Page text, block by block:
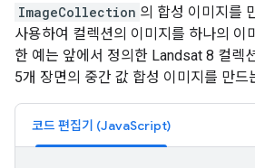
ImageCollection 의 합성 이미지를
사용하여 컬렉션의 이미지를 하나의 이
한 예는 앞에서 정의한 Landsat 8 컬렉
5개 장면의 중간 값 합성 이미지를 만드
코드 편집기 (JavaScript)